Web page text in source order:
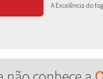
A Excelência do